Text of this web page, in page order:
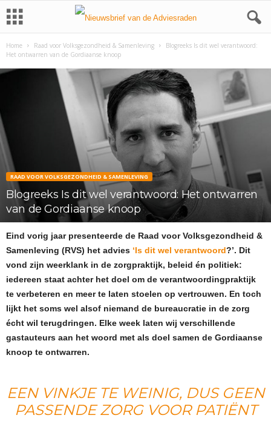
Home Raad voor Volksgezondheid & Samenleving
Blogreeks Is dit wel verantwoord:
Het ontwarren van de Gordiaanse knoop
RAAD VOOR VOLKSGEZONDHEID & SAMENLEVING
Blogreeks Is dit wel verantwoord: Het ontwarren
van de Gordiaanse knoop
Eind vorig jaar presenteerde de Raad voor Volksgezondheid &
Samenleving (RVS) het advies ‘Is dit wel verantwoord?’. Dit
vond zijn weerklank in de zorgpraktijk, beleid én politiek:
iedereen staat achter het doel om de verantwoordingpraktijk
te verbeteren en meer te laten stoelen op vertrouwen. En toch
lijkt het soms wel alsof niemand de bureaucratie in de zorg
écht wil terugdringen. Elke week laten wij verschillende
gastauteurs aan het woord met als doel samen de Gordiaanse
knoop te ontwarren.
EEN VINKJE TE WEINIG, DUS GEEN
PASSENDE ZORG VOOR PATIËNT